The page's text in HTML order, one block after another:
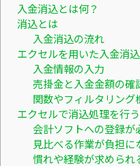
入金消込とは何？
消込とは
入金消込の流れ
エクセルを用いた入金消
入金情報の入力
売掛金と入金金額の確
関数やフィルタリング
エクセルで消込処理を行
会計ソフトへの登録が
見比べる作業が負担に
慣れや経験が求められ